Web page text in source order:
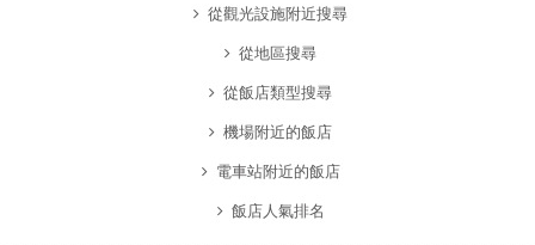
從觀光設施附近搜尋
從地區搜尋
從飯店類型搜尋
機場附近的飯店
電車站附近的飯店
飯店人氣排名